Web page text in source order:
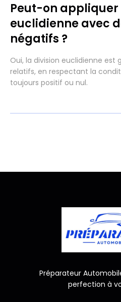
Peut-on appliquer
euclidienne avec
négatifs ?
Oui, la division euclidienne est
relatifs, en respectant la
toujours positif ou nul.
Préparateur
perfection à